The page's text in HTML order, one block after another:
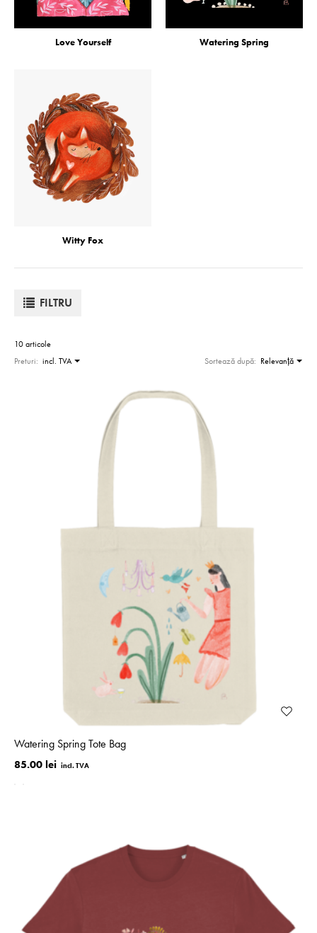
Love Yourself Watering Spring
Witty Fox
FILTRU
10 articole
Preturi: incl. TVA Sortează după: Relevanţă
Watering Spring Tote Bag
85.00 lei